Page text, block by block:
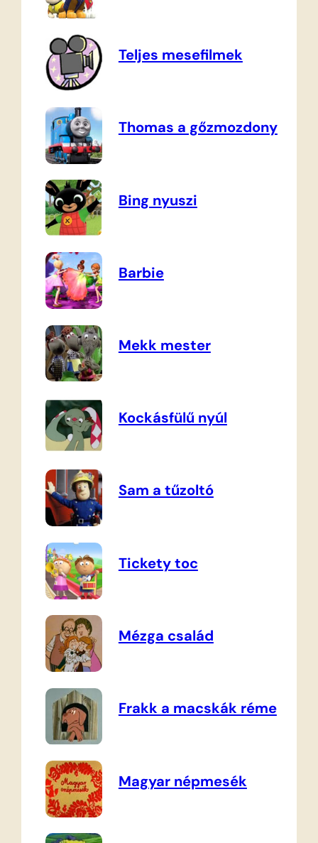
Teljes mesefilmek
Thomas a gőzmozdony
Bing nyuszi
Barbie
Mekk mester
Kockásfülű nyúl
Sam a tűzoltó
Tickety toc
Mézga család
Frakk a macskák réme
Magyar népmesék